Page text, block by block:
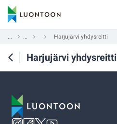
... ... Harjujärvi yhdysreitti
Harjujärvi yhdysreitti